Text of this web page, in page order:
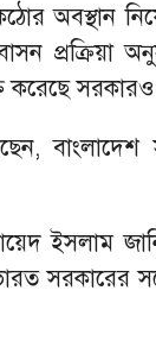
অবস্থান
প্রক্রিয়া
করেছে
ইসলাম
সরকারের